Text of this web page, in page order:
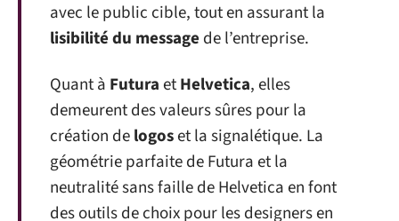
avec le public cible, tout en assurant la
lisibilité du message de l’entreprise.
Quant à FuturaetHelvetica, elles
demeurent des valeurs sûres pour la
création delogoset la signalétique. La
géométrie parfaite de Futura et la
neutralité sans faille de Helvetica en font
des outils de choix pour les designers en